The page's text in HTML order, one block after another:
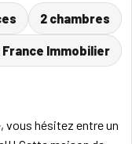
2 chambres
France Immobilier
vous hésitez entre un